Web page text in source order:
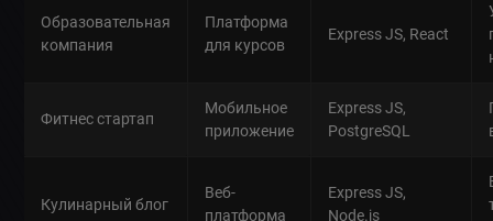
Образовательная
компания
Платформа
для курсов
Express JS, React
Фитнес стартап
Мобильное
приложение
Express JS,
PostgreSQL
Кулинарный блог
Веб-
платформа
Express JS,
Node.js